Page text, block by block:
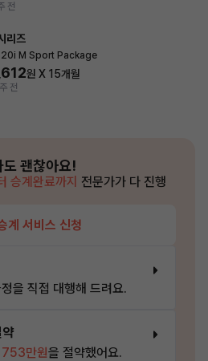
전
리즈
M Sport Package
원 X 15개월
전
도 괜찮아요!
승계완료까지 전문가가 다 진행
계 서비스 신청
을 직접 대행해 드려요.
753만원을 절약했어요.